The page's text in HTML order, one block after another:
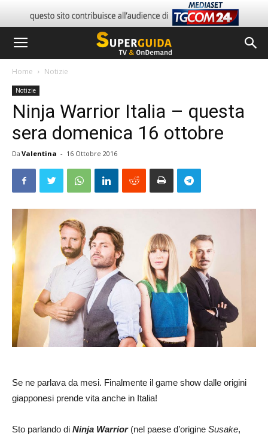
Home Notizie
Notizie
Ninja Warrior Italia – questa
sera domenica 16 ottobre
Da Valentina - 16 Ottobre 2016
Se ne parlava da mesi. Finalmente il game show dalle origini
giapponesi prende vita anche in Italia!
Sto parlando di Ninja Warrior (nel paese d’origine Susake,